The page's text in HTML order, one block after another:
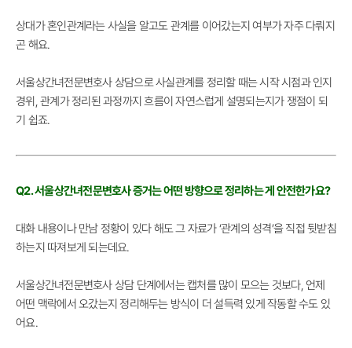
상대가 혼인관계라는 사실을 알고도 관계를 이어갔는지 여부가 자주 다뤄지
곤 해요.
서울상간녀전문변호사 상담으로 사실관계를 정리할 때는 시작 시점과 인지
경위, 관계가 정리된 과정까지 흐름이 자연스럽게 설명되는지가 쟁점이 되
기 쉽죠.
Q2. 서울상간녀전문변호사 증거는 어떤 방향으로 정리하는 게 안전한가요?
대화 내용이나 만남 정황이 있다 해도 그 자료가 ‘관계의 성격’을 직접 뒷받침
하는지 따져보게 되는데요.
서울상간녀전문변호사 상담 단계에서는 캡처를 많이 모으는 것보다, 언제
어떤 맥락에서 오갔는지 정리해두는 방식이 더 설득력 있게 작동할 수도 있
어요.